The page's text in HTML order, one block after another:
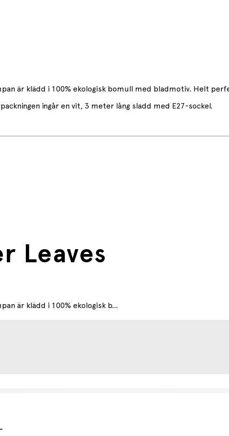
är klädd i 100% ekologisk bomull med bladmotiv. Helt
ingår en vit, 3 meter lång sladd med E27-sockel.
Leaves
är klädd i 100% ekologisk b...